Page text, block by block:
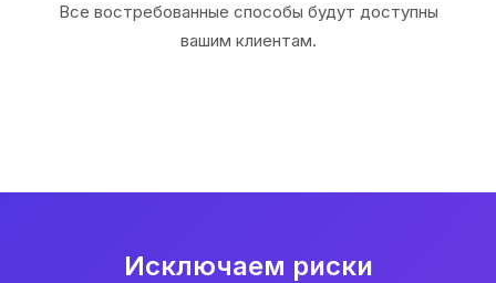
Все востребованные способы будут доступны
вашим клиентам.
Исключаем риски